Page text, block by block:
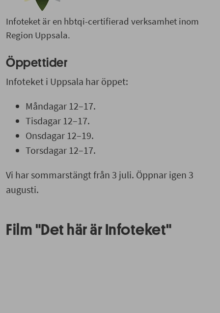
Infoteket är en hbtqi-certifierad verksamhet inom
Region Uppsala.
Öppettider
Infoteket i Uppsala har öppet:
Måndagar 12–17.
Tisdagar 12–17.
Onsdagar 12–19.
Torsdagar 12–17.
Vi har sommarstängt från 3 juli. Öppnar igen 3
augusti.
Film "Det här är Infoteket"